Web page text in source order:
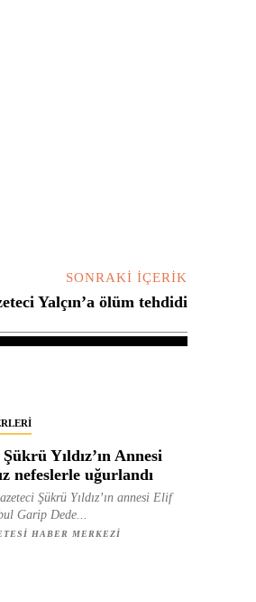
SONRAKI İÇERIK
Yalçın’a ölüm tehdidi
Yıldız’ın Annesi
nefeslerle uğurlandı
Şükrü Yıldız’ın annesi Elif
Garip Dede...
HABER MERKEZI